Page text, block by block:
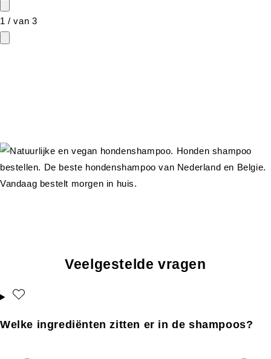
1 /van 3
Veelgestelde vragen
Welke ingrediënten zitten er in de shampoos?